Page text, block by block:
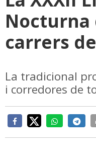
Nocturna
carrers
La tradicional
i corredores de